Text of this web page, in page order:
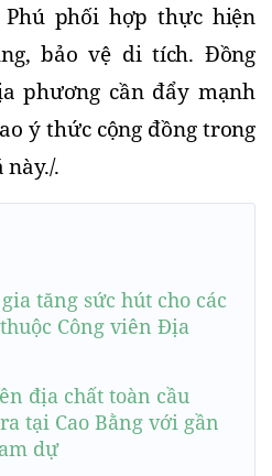
Phú phối hợp thực hiện
bảo vệ di tích. Đồng
phương cần đẩy mạnh
ý thức cộng đồng trong
.
tăng sức hút cho các
Công viên Địa
địa chất toàn cầu
tại Cao Bằng với gần
dự